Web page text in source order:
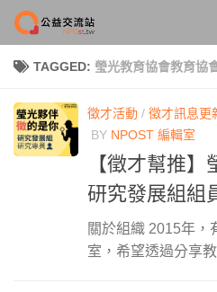
Skip to content
TAGGED: 瑩光教育協會教育協
徵才活動 / 徵才訊息更
BY NPOST 編輯室
【徵才幫推
研究發展組組
關於組織 2015年，
室，希望透過分享